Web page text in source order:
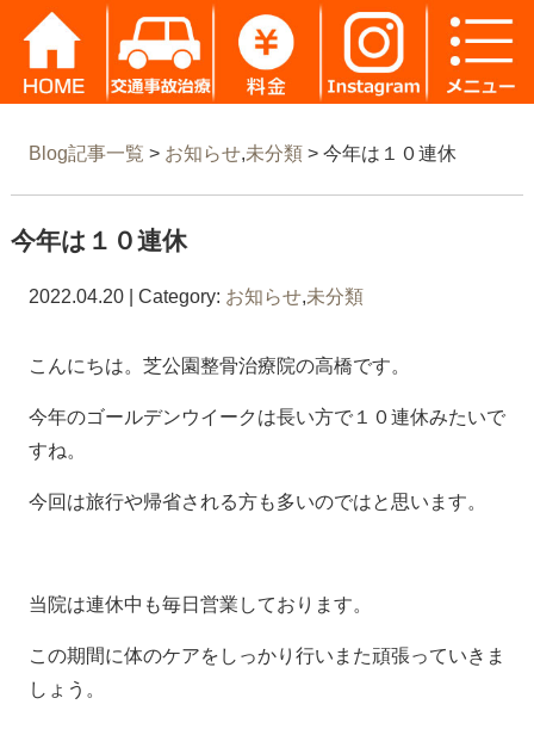
Blog記事一覧 > お知らせ,未分類> 今年は１０連休
今年は１０連休
2022.04.20 | Category: お知らせ,未分類
こんにちは。芝公園整骨治療院の高橋です。
今年のゴールデンウイークは長い方で１０連休みたいで
すね。
今回は旅行や帰省される方も多いのではと思います。
当院は連休中も毎日営業しております。
この期間に体のケアをしっかり行いまた頑張っていきま
しょう。